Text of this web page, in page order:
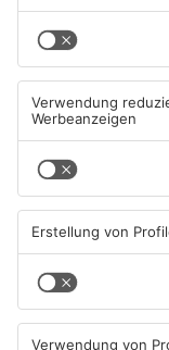
Zwei Fußgänger in
Aschaffenburg von
Mercedes erfasst
07.08.2026, 07:52 UHR IN
ASCHAFFENBURG